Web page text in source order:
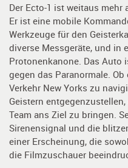
Der Ecto-1 ist weitaus
Er ist eine mobile
Werkzeuge für den
diverse Messgeräte, und in
Protonenkanone. Das Auto
gegen das Paranormale.
Verkehr New Yorks zu
Geistern
Team ans Ziel zu bringen.
Sirenensignal und die
einer Erscheinung, die
die Filmzuschauer